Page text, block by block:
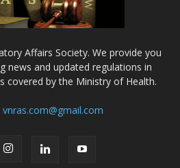
Affairs Society. We provide you
news and updated regulations in
covered by the Ministry of Health.
vnras.com@gmail.com